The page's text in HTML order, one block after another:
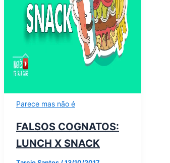
Parece mas não é
FALSOS COGNATOS:
LUNCH X SNACK